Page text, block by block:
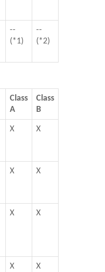
--
(*1)
--
(*2)
Class
A
Class
B
X X
X X
X X
X X